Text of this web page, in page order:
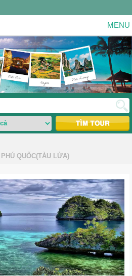
QUỐC(TÀU LỬA)